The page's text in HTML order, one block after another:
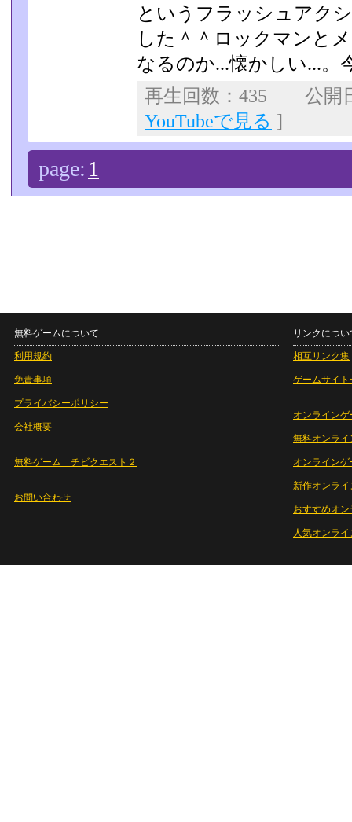
というフラッシュアク
した＾＾ロックマンと
なるのか...懐かしい.­..。
再生回数：435 公
YouTubeで見る ]
page: 1
無料ゲームについて
利用規約
免責事項
プライバシーポリシー
会社概要
無料ゲーム チビクエスト２
お問い合わせ
リンクについ
相互リンク集
ゲームサイト
オンラインゲ
無料オンライ
オンライン
新作オンライ
おすすめオ
人気オンラ